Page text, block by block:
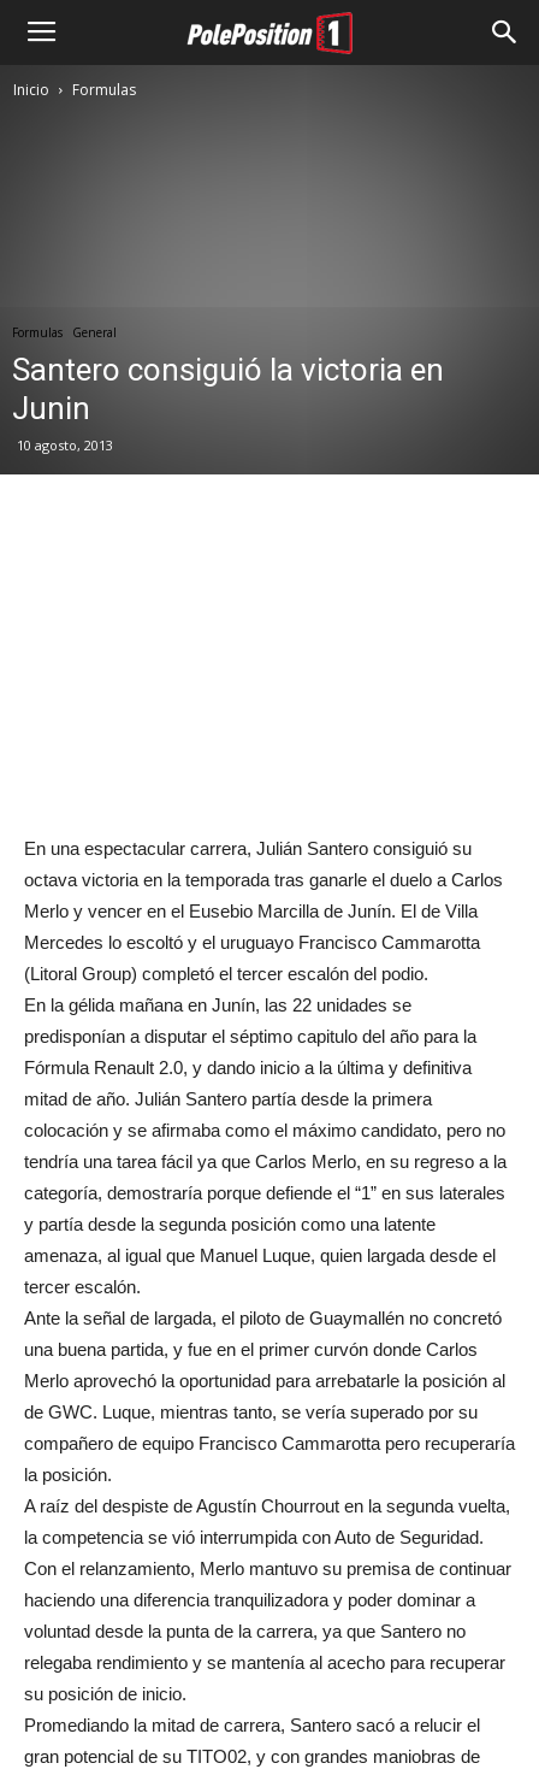
Inicio Formulas
Formulas General
Santero consiguió la victoria en
Junin
10 agosto, 2013
En una espectacular carrera, Julián Santero consiguió su
octava victoria en la temporada tras ganarle el duelo a Carlos
Merlo y vencer en el Eusebio Marcilla de Junín. El de Villa
Mercedes lo escoltó y el uruguayo Francisco Cammarotta
(Litoral Group) completó el tercer escalón del podio.
En la gélida mañana en Junín, las 22 unidades se
predisponían a disputar el séptimo capitulo del año para la
Fórmula Renault 2.0, y dando inicio a la última y definitiva
mitad de año. Julián Santero partía desde la primera
colocación y se afirmaba como el máximo candidato, pero no
tendría una tarea fácil ya que Carlos Merlo, en su regreso a la
categoría, demostraría porque defiende el “1” en sus laterales
y partía desde la segunda posición como una latente
amenaza, al igual que Manuel Luque, quien largada desde el
tercer escalón.
Ante la señal de largada, el piloto de Guaymallén no concretó
una buena partida, y fue en el primer curvón donde Carlos
Merlo aprovechó la oportunidad para arrebatarle la posición al
de GWC. Luque, mientras tanto, se vería superado por su
compañero de equipo Francisco Cammarotta pero recuperaría
la posición.
A raíz del despiste de Agustín Chourrout en la segunda vuelta,
la competencia se vió interrumpida con Auto de Seguridad.
Con el relanzamiento, Merlo mantuvo su premisa de continuar
haciendo una diferencia tranquilizadora y poder dominar a
voluntad desde la punta de la carrera, ya que Santero no
relegaba rendimiento y se mantenía al acecho para recuperar
su posición de inicio.
Promediando la mitad de carrera, Santero sacó a relucir el
gran potencial de su TITO02, y con grandes maniobras de